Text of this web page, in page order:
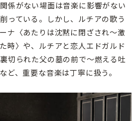
係がない場面は音楽に影響がない
っている。しかし、ルチアの歌う
ナ〈あたりは沈黙に閉ざされ〜激
時〉や、ルチアと恋人エドガルド
切られた父の墓の前で〜燃える吐
ど、重要な音楽は丁寧に扱う。